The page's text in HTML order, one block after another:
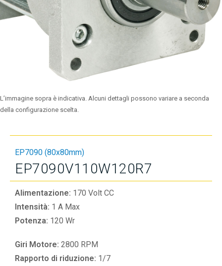
L’immagine sopra è indicativa. Alcuni dettagli possono variare a seconda
della configurazione scelta.
EP7090 (80x80mm)
EP7090V110W120R7
Alimentazione: 170 Volt CC
Intensità: 1 A Max
Potenza: 120 Wr
Giri Motore: 2800 RPM
Rapporto di riduzione: 1/7